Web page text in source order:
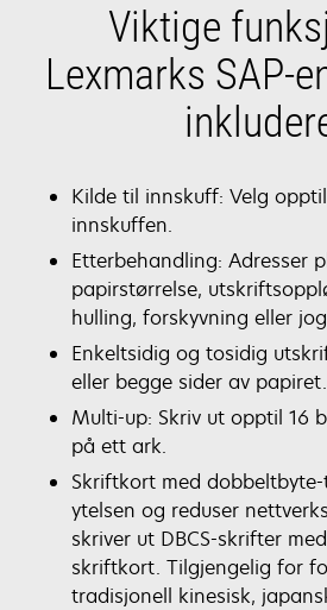
Viktige
Lexmarks SAP-
Kilde til innskuff: Velg
innskuffen.
Etterbehandling: Adresser
papirstørrelse,
hulling, forskyvning eller
Enkeltsidig og tosidig
eller begge sider av papiret.
Multi-up: Skriv ut opptil 16
på ett ark.
Skriftkort med
ytelsen og reduser
skriver ut DBCS-skrifter
skriftkort. Tilgjengelig for
tradisjonell kinesisk,